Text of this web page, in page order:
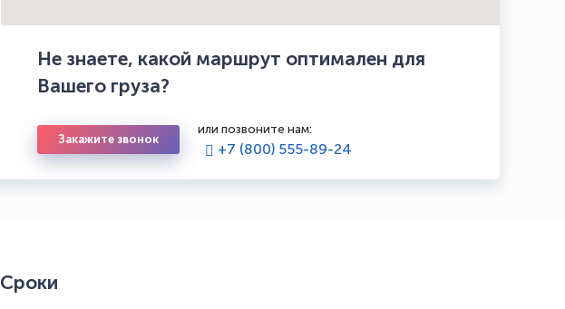
Не знаете, какой маршрут оптимален для
Вашего груза?
Закажите звонок
или позвоните нам:
+7 (800) 555-89-24
Сроки